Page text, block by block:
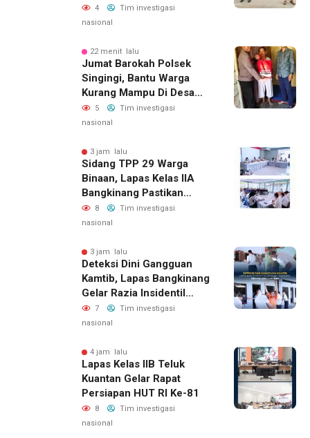
Kepada Masyarakat
4
Tim investigasi
nasional
22 menit lalu
Jumat Barokah Polsek
Singingi, Bantu Warga
Kurang Mampu Di Desa
Sungai Kuning
5
Tim investigasi
nasional
3 jam lalu
Sidang TPP 29 Warga
Binaan, Lapas Kelas IIA
Bangkinang Pastikan
Layanan Integrasi Gratis
Dan Transparan
8
Tim investigasi
nasional
3 jam lalu
Deteksi Dini Gangguan
Kamtib, Lapas Bangkinang
Gelar Razia Insidentil
Menuju Zero Halinar
7
Tim investigasi
nasional
4 jam lalu
Lapas Kelas IIB Teluk
Kuantan Gelar Rapat
Persiapan HUT RI Ke-81
8
Tim investigasi
nasional